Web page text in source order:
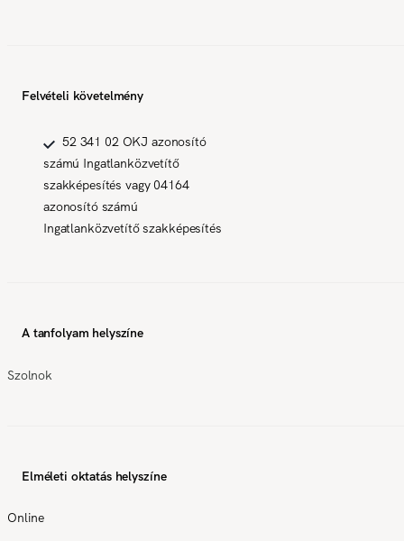
Felvételi követelmény
52 341 02 OKJ azonosító
számú Ingatlanközvetítő
szakképesítés vagy 04164
azonosító számú
Ingatlanközvetítő szakképesítés
A tanfolyam helyszíne
Szolnok
Elméleti oktatás helyszíne
Online